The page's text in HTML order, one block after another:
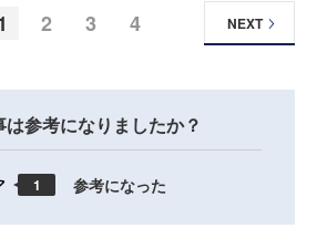
2 3 4 NEXT
は参考になりましたか？
1 参考になった